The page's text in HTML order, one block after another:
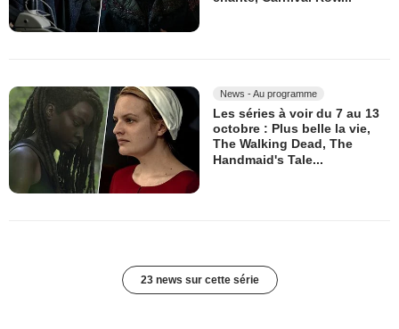
News - Au programme
Les séries à voir du 7 au 13
octobre : Plus belle la vie,
The Walking Dead, The
Handmaid's Tale...
23 news sur cette série